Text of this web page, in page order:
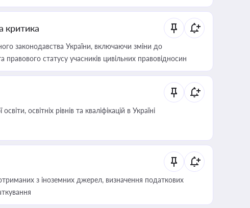
критика
законодавства України, включаючи зміни до
статусу учасників цивільних правовідносин
освітніх рівнів та кваліфікацій в Україні
з іноземних джерел, визначення податкових